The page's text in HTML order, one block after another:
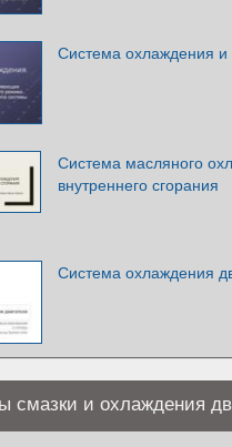
Система охлаждения
Система масляного
внутреннего сгорания
Система охлаждения
смазки и охлаждения